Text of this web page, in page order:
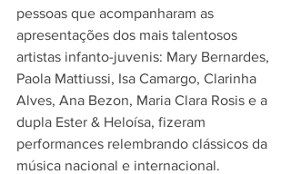
pessoas que acompanharam as
apresentações dos mais talentosos
artistas infanto-juvenis: Mary Bernardes,
Paola Mattiussi, Isa Camargo, Clarinha
Alves, Ana Bezon, Maria Clara Rosis e a
dupla Ester & Heloísa, fizeram
performances relembrando clássicos da
música nacional e internacional.